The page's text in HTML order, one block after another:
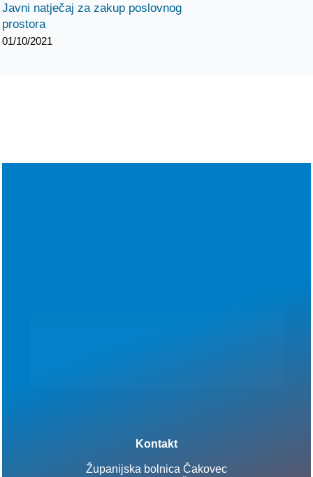
Javni natječaj za zakup poslovnog
prostora
01/10/2021
Kontakt
Županijska bolnica Čakovec